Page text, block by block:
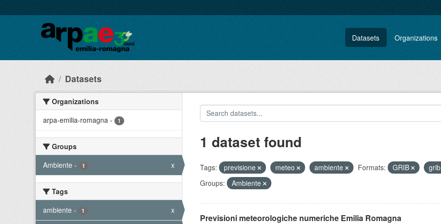
Datasets Organizations
Datasets
Organizations
arpa-emilia-romagna - 1
Groups
Ambiente - 1 x
Tags
ambiente - 1 x
1 dataset found
Tags: previsione meteo ambiente Formats: GRIB
grib
Groups:
Ambiente
Previsioni meteorologiche numeriche Emilia Romagna